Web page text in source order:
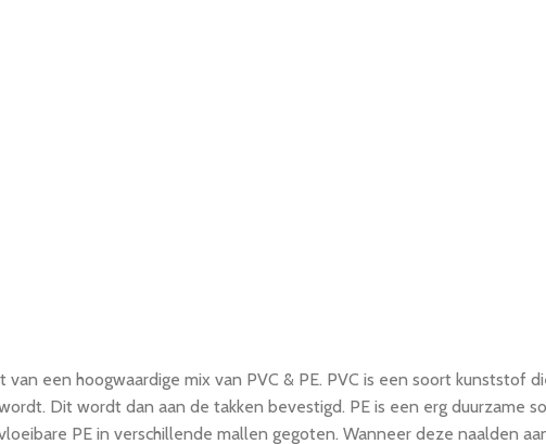
een hoogwaardige mix van PVC & PE. PVC is een soort kunststof
Dit wordt dan aan de takken bevestigd. PE is een erg duurzame
PE in verschillende mallen gegoten. Wanneer deze naalden